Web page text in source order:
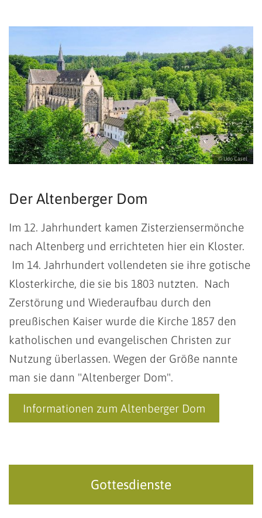
© Udo Casel
Der Altenberger Dom
Im 12. Jahrhundert kamen Zisterziensermönche
nach Altenberg und errichteten hier ein Kloster.
Im 14. Jahrhundert vollendeten sie ihre gotische
Klosterkirche, die sie bis 1803 nutzten. Nach
Zerstörung und Wiederaufbau durch den
preußischen Kaiser wurde die Kirche 1857 den
katholischen und evangelischen Christen zur
Nutzung überlassen. Wegen der Größe nannte
man sie dann "Altenberger Dom".
Informationen zum Altenberger Dom
Gottesdienste